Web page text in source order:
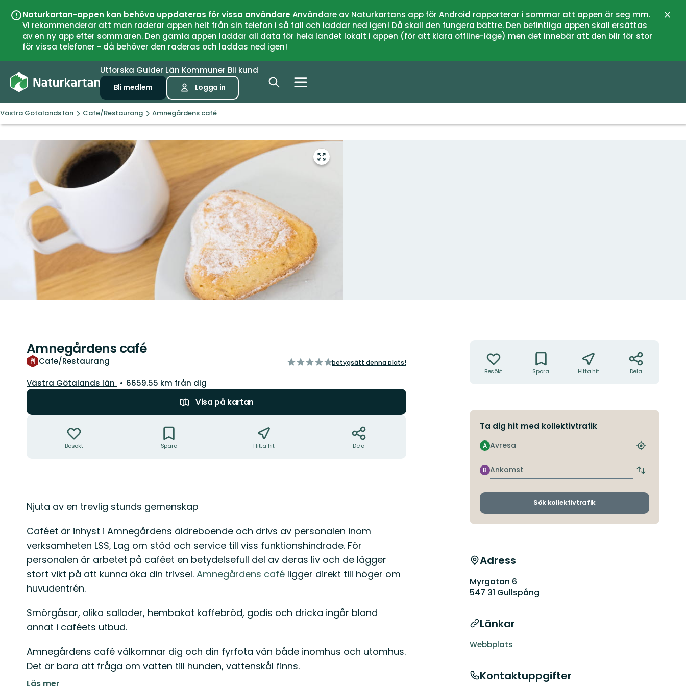
Naturkartan-appen kan behöva uppdateras för vissa användareAnvändare av Naturkartans app för Android rapporterar i sommar att appen är seg mm.
Vi rekommenderar att man raderar appen helt från sin telefon i så fall och laddar ned igen! Då skall den fungera bättre. Den befintliga appen skall ersättas
av en ny app efter sommaren. Den gamla appen laddar all data för hela landet lokalt i appen (för att klara offline-läge) men det innebär att den blir för stor
för vissa telefoner - då behöver den raderas och laddas ned igen!
Utforska Guider Län Kommuner Bli kund
Bli medlem Logga in
Västra Götalands län Cafe/Restaurang Amnegårdens café
Gå
till
Amnegårdens café
Cafe/Restaurang
av
betygsätt denna plats!
Län:
Västra Götalands län
6659.55 km från dig
Visa på kartan
Besökt Spara Hitta hit Dela
Beskrivning
Njuta av en trevlig stunds gemenskap
Caféet är inhyst i Amnegårdens äldreboende och drivs av personalen inom
verksamheten LSS, Lag om stöd och service till viss funktionshindrade. För
personalen är arbetet på caféet en betydelsefull del av deras liv och de lägger
stort vikt på att kunna öka din trivsel. Amnegårdens café ligger direkt till höger om
huvudentrén.
Smörgåsar, olika sallader, hembakat kaffebröd, godis och dricka ingår bland
annat i caféets utbud.
Amnegårdens café välkomnar dig och din fyrfota vän både inomhus och utomhus.
Det är bara att fråga om vatten till hunden, vattenskål finns.
Besökt Spara Hitta hit Dela
Ta dig hit med kollektivtrafik
Avresa
A
Hitta
hållplats
Ankomst
B
Byt
och
Sök kollektivtrafik
Adress
Myrgatan 6
547 31 Gullspång
Länkar
Webbplats
Kontaktuppgifter